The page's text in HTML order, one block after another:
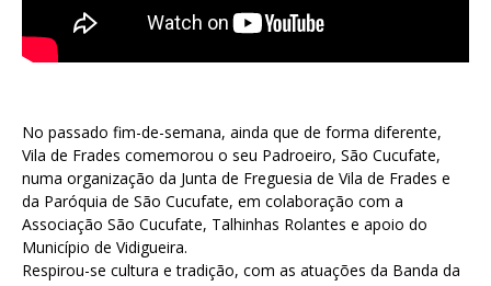
No passado fim-de-semana, ainda que de forma diferente,
Vila de Frades comemorou o seu Padroeiro, São Cucufate,
numa organização da Junta de Freguesia de Vila de Frades e
da Paróquia de São Cucufate, em colaboração com a
Associação São Cucufate, Talhinhas Rolantes e apoio do
Município de Vidigueira.
Respirou-se cultura e tradição, com as atuações da Banda da